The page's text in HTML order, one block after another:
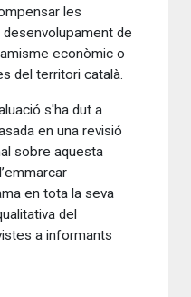
les
de
econòmic o
del territori català.
s'ha dut a
en una revisió
sobre aquesta
en tota la seva
del
a informants